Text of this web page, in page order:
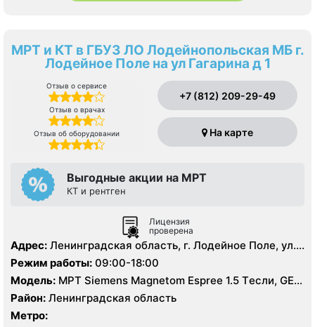
МРТ и КТ в ГБУЗ ЛО Лодейнопольская МБ г.
Лодейное Поле на ул Гагарина д 1
Отзыв о сервисе
Отзыв о врачах
Отзыв об оборудовании
+7 (812) 209-29-49
На карте
Выгодные акции на МРТ
КТ и рентген
Лицензия
проверена
Адрес: Ленинградская область, г. Лодейное Поле, ул.
Гагарина, д. 1
Режим работы: 09:00-18:00
Модель: МРТ Siemens Magnetom Espree 1.5 Tесли, GE
BrightSpeed 16 срезов, УЗИ аппарат, Рентген
Район: Ленинградская область
Метро: